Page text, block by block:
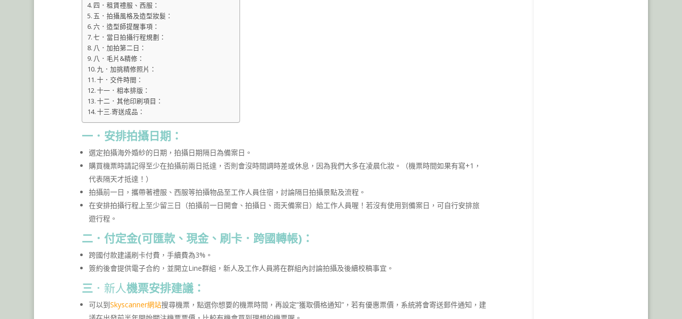
四．租賃禮服、西服：
五．拍攝風格及造型妝髮：
六．造型師提醒事項：
七．當日拍攝行程規劃：
八．加拍第二日：
八．毛片&精修：
九．加挑精修照片：
十．交件時間：
十一．相本排版：
十二．其他印刷項目：
十三.寄送成品：
一． 安排拍攝日期：
選定拍攝海外婚紗的日期，拍攝日期隔日為備案日。
購買機票時請記得至少在拍攝前兩日抵達，否則會沒時間調時差或休息，因為我們大多在凌晨化妝。（機票時間如果有寫+1，
代表隔天才抵達！）
拍攝前一日，攜帶著禮服、西服等拍攝物品至工作人員住宿，討論隔日拍攝景點及流程。
在安排拍攝行程上至少留三日（拍攝前一日開會、拍攝日、雨天備案日）給工作人員喔！若沒有使用到備案日，可自行安排旅
遊行程。
二．付定金(可匯款、現金、刷卡．跨國轉帳)：
跨國付款建議刷卡付費，手續費為3%。
簽約後會提供電子合約，並開立Line群組，新人及工作人員將在群組內討論拍攝及後續校稿事宜。
三．新人機票安排建議：
可以到Skyscanner網站搜尋機票，點選你想要的機票時間，再設定”獲取價格通知”，若有優惠票價，系統將會寄送郵件通知，建